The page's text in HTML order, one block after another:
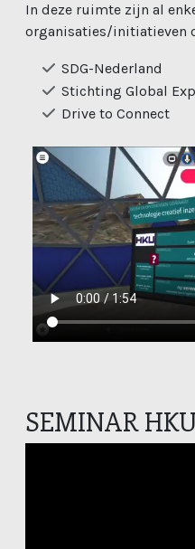
In deze ruimte zijn al
organisaties/initiatieven
SDG-Nederland
Stichting Global
Drive to Connect
SEMINAR